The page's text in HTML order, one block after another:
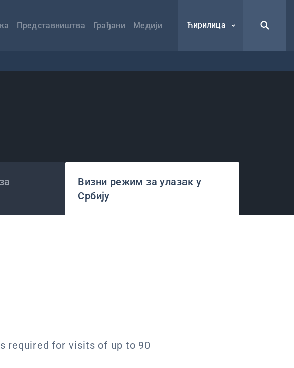
Представништва Грађани Медији Ћирилица
Визни режим за улазак у
Србију
required for visits of up to 90